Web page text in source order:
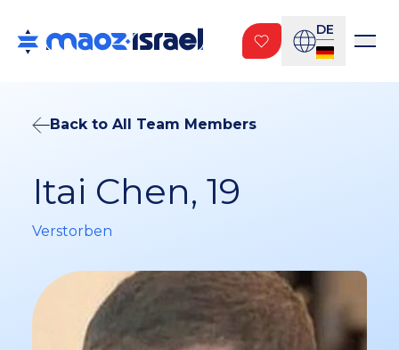
DE
Back to All Team Members
Itai Chen, 19
Verstorben